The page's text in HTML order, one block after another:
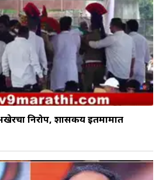
निरोप, शासकीय इतमामात